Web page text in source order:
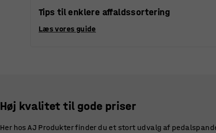
Tips til enklere affaldssortering
Læs vores guide
Høj kvalitet til gode priser
Her hos AJ Produkter finder du et stort udvalg af